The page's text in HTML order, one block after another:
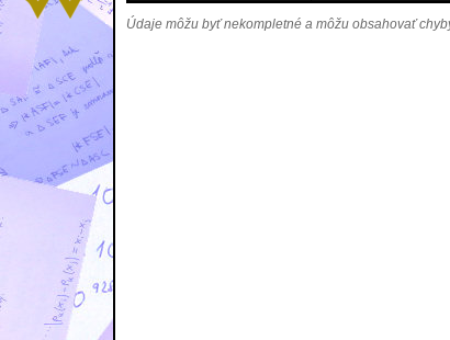
Údaje môžu byť nekompletné a môžu obsahovať